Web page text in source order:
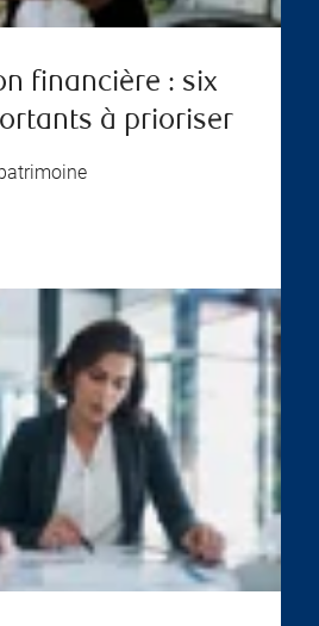
financière : six
à prioriser